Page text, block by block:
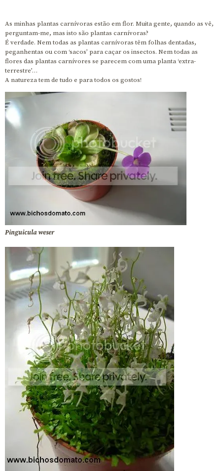
As minhas plantas carnívoras estão em flor. Muita gente, quando as vê,
perguntam-me, mas isto são plantas carnívoras?
É verdade. Nem todas as plantas carnívoras têm folhas dentadas,
peganhentas ou com ‘sacos’ para caçar os insectos. Nem todas as
flores das plantas carnívores se parecem com uma planta ‘extra-
terrestre’…
A natureza tem de tudo e para todos os gostos!
Pinguicula weser